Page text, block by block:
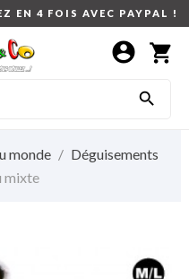
EN 4 FOIS AVEC PAYPAL !
shopping_cart

account_circle
monde
Déguisements
mixte